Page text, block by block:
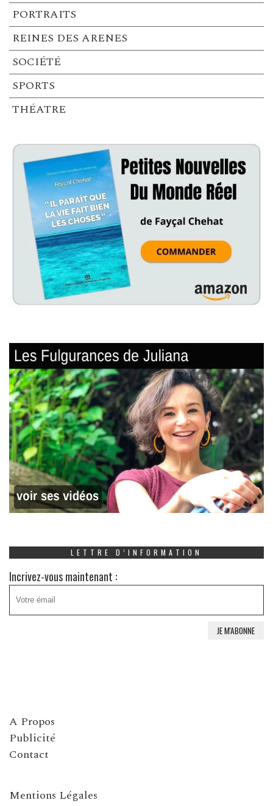
PORTRAITS
REINES DES ARENES
SOCIÉTÉ
SPORTS
THÉATRE
LETTRE D’INFORMATION
Incrivez-vous maintenant :
A Propos
Publicité
Contact
Mentions Légales